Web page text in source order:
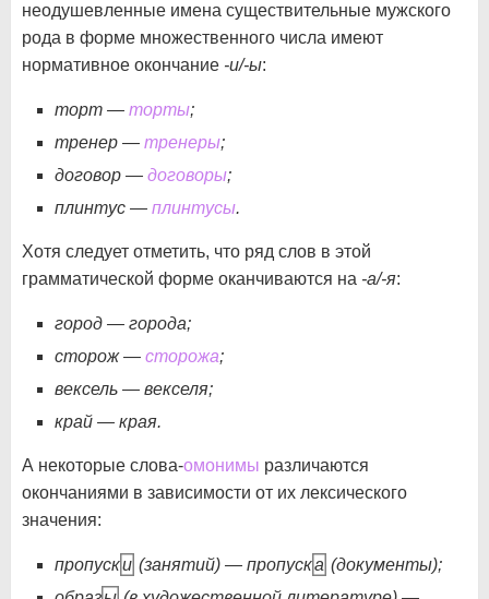
неодушевленные имена существительные мужского
рода в форме множественного числа имеют
нормативное окончание -и/-ы:
торт — торты;
тренер — тренеры;
договор — договоры;
плинтус — плинтусы.
Хотя следует отметить, что ряд слов в этой
грамматической форме оканчиваются на -а/-я:
город — города;
сторож — сторожа;
вексель — векселя;
край — края.
А некоторые слова-омонимы различаются
окончаниями в зависимости от их лексического
значения:
пропуски (занятий) — пропуска (документы);